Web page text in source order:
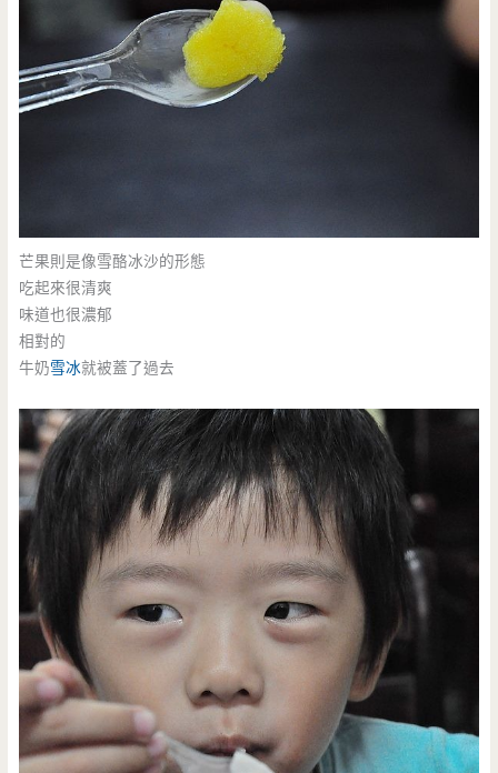
芒果則是像雪酪冰沙的形態
吃起來很清爽
味道也很濃郁
相對的
牛奶雪冰就被蓋了過去